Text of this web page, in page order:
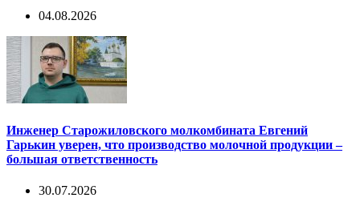
04.08.2026
Инженер Старожиловского молкомбината Евгений
Гарькин уверен, что производство молочной продукции –
большая ответственность
30.07.2026